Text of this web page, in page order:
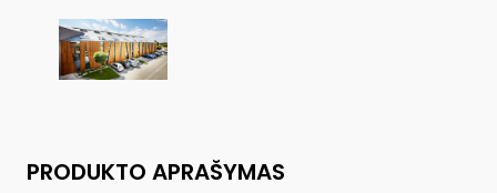
PRODUKTO APRAŠYMAS